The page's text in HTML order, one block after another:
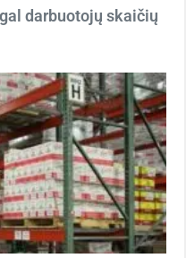
darbuotojų skaičių